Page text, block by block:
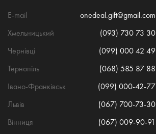
E-mail
onedeal.gift@gmail.com
Хмельницький
(093) 730 73 30
Чернівці
(099) 000 42 49
Тернопіль
(068) 585 87 88
Івано-Франківськ
(099) 000-42-77
Львів
(067) 700-73-30
Вінниця
(067) 009-90-91